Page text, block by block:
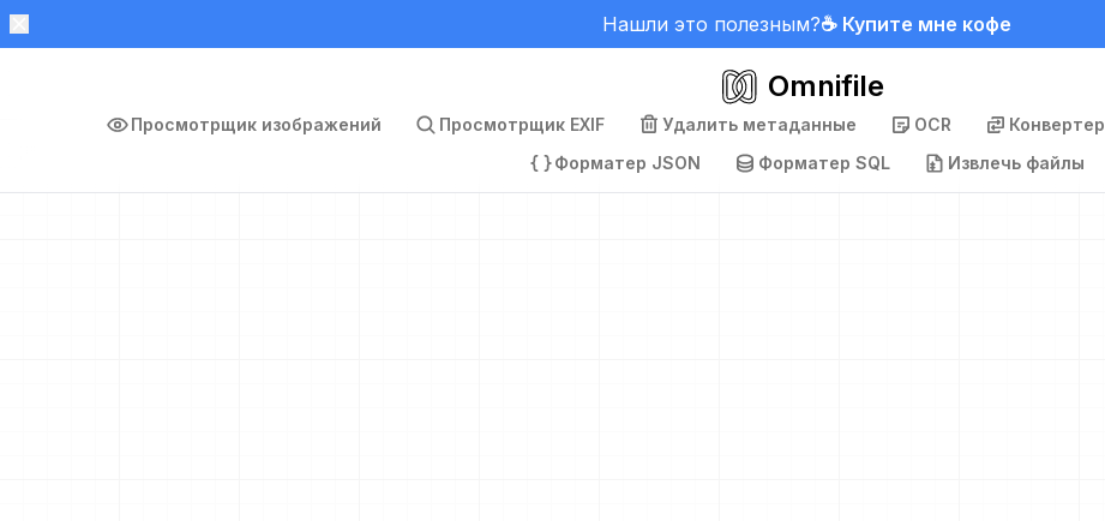
Нашли это полезным?☕ Купите мне кофе
Omnifile
Просмотрщик изображений Просмотрщик EXIF Удалить метаданные OCR Конвертер
Форматер JSON
Форматер SQL Извлечь файлы